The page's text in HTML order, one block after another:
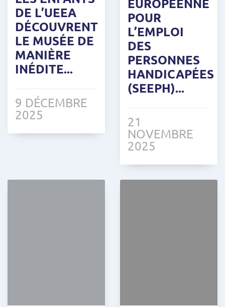
DE L’UEEA
DÉCOUVRENT
LE MUSÉE DE
MANIÈRE
INÉDITE...
9 DÉCEMBRE
2025
EUROPÉENNE
POUR
L’EMPLOI
DES
PERSONNES
HANDICAPÉES
(SEEPH)...
21
NOVEMBRE
2025